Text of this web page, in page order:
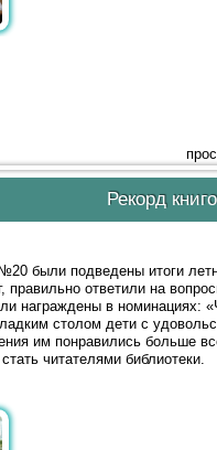
Рекорд
были подведены итоги
правильно ответили на
награждены в номинациях:
столом дети с
им понравились больше
читателями библиотеки.